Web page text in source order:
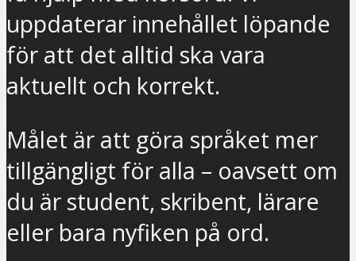
uppdaterar innehållet löpande
för att det alltid ska vara
aktuellt och korrekt.
Målet är att göra språket mer
tillgängligt för alla – oavsett om
du är student, skribent, lärare
eller bara nyfiken på ord.